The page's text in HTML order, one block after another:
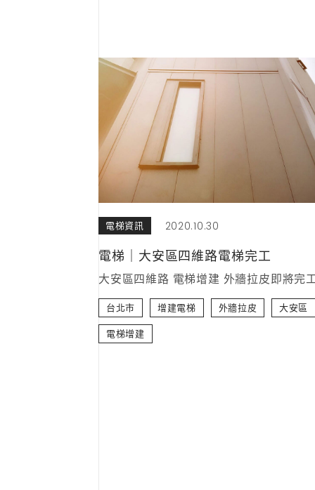
電梯資訊 2020.10.30
電梯｜大安區四維路電梯完工
大安區四維路 電梯增建 外牆拉皮即將完
台北市 增建電梯 外牆拉皮
大安區
電梯增建